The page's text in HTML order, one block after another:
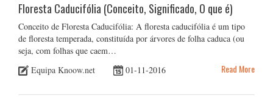
Floresta Caducifólia (Conceito, Significado, O que é)
Conceito de Floresta Caducifólia: A floresta caducifólia é um tipo
de floresta temperada, constituída por árvores de folha caduca (ou
seja, com folhas que caem…
Equipa Knoow.net
01-11-2016 Read More